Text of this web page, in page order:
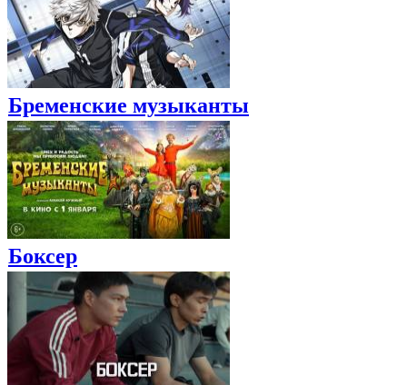
Бременские музыканты
Боксер